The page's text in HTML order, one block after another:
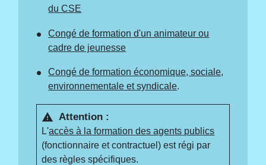
du CSE
Congé de formation d'un animateur ou
cadre de jeunesse
Congé de formation économique, sociale,
environnementale et syndicale.
warning Attention :
L'accès à la formation des agents publics
(fonctionnaire et contractuel) est régi par
des règles spécifiques.